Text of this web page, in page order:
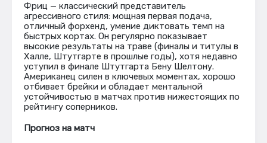
Фриц — классический представитель
агрессивного стиля: мощная первая подача,
отличный форхенд, умение диктовать темп на
быстрых кортах. Он регулярно показывает
высокие результаты на траве (финалы и титулы в
Халле, Штутгарте в прошлые годы), хотя недавно
уступил в финале Штутгарта Бену Шелтону.
Американец силен в ключевых моментах, хорошо
отбивает брейки и обладает ментальной
устойчивостью в матчах против нижестоящих по
рейтингу соперников.
Прогноз на матч